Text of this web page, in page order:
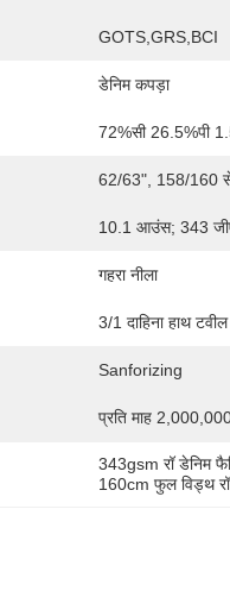
GOTS,GRS,BCI
डेनिम कपड़ा
72%सी 26.5%पी
62/63", 158/160
10.1 आउंस; 343
गहरा नीला
3/1 दाहिना हाथ टवील
Sanforizing
प्रति माह
343gsm रॉ डेनिम
160cm फुल विड्थ